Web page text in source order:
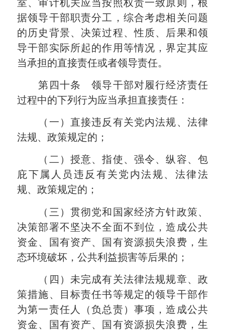
室、审计机关应当按照权责一致原则，根
据领导干部职责分工，综合考虑相关问题
的历史背景、决策过程、性质、后果和领
导干部实际所起的作用等情况，界定其应
当承担的直接责任或者领导责任。
第四十条 领导干部对履行经济责任
过程中的下列行为应当承担直接责任：
（一）直接违反有关党内法规、法律
法规、政策规定的；
（二）授意、指使、强令、纵容、包
庇下属人员违反有关党内法规、法律法
规、政策规定的；
（三）贯彻党和国家经济方针政策、
决策部署不坚决不全面不到位，造成公共
资金、国有资产、国有资源损失浪费，生
态环境破坏，公共利益损害等后果的；
（四）未完成有关法律法规规章、政
策措施、目标责任书等规定的领导干部作
为第一责任人（负总责）事项，造成公共
资金、国有资产、国有资源损失浪费，生